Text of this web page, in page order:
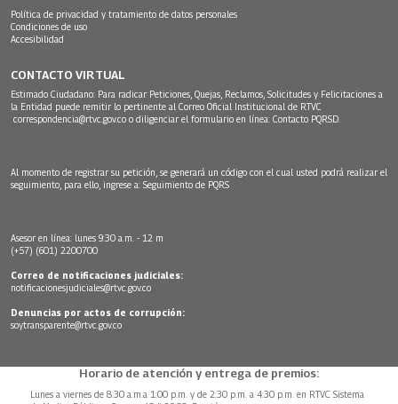
Política de privacidad y tratamiento de datos personales
Condiciones de uso
Accesibilidad
CONTACTO VIRTUAL
Estimado Ciudadano: Para radicar Peticiones, Quejas, Reclamos, Solicitudes y Felicitaciones a
la Entidad puede remitir lo pertinente al Correo Oficial Institucional de RTVC
correspondencia@rtvc.gov.co o diligenciar el formulario en línea: Contacto PQRSD.
Al momento de registrar su petición, se generará un código con el cual usted podrá realizar el
seguimiento, para ello, ingrese a: Seguimiento de PQRS
Asesor en línea: lunes 9:30 a.m. - 12 m
(+57) (601) 2200700
Correo de notificaciones judiciales:
notificacionesjudiciales@rtvc.gov.co
Denuncias por actos de corrupción:
soytransparente@rtvc.gov.co
Horario de atención y entrega de premios:
Lunes a viernes de 8:30 a.m.a 1:00 p.m. y de 2:30 p.m. a 4:30 p.m. en RTVC Sistema